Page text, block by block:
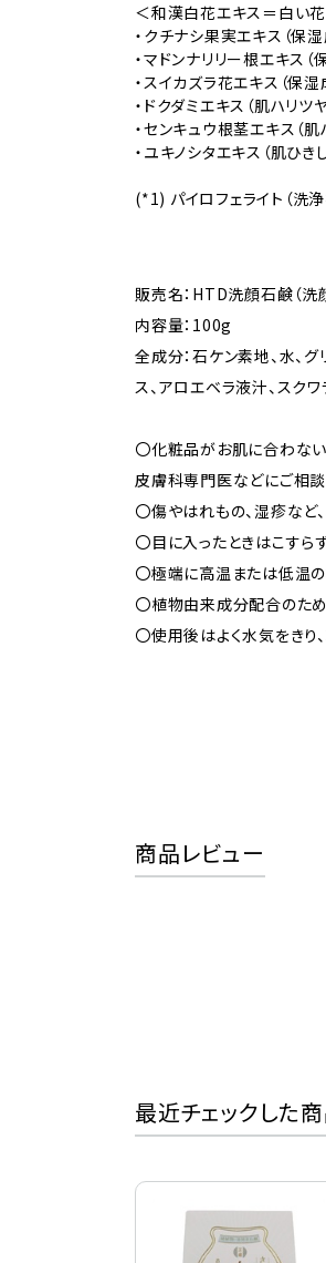
＜和漢白花エキス＝白い
・クチナシ果実エキス（保湿
・マドンナリリー根エキス（
・スイカズラ花エキス（保湿
・ドクダミエキス（肌ハリツ
・センキュウ根茎エキス（肌
・ユキノシタエキス（肌ひき
(*1) パイロフェライト（洗
販売名：HTD洗顔石鹸（洗
内容量：100g
全成分：石ケン素地、水、
ス、アロエベラ液汁、スク
〇化粧品がお肌に合わない
皮膚科専門医などにご相談
〇傷やはれもの、湿疹など
〇目に入ったときはこすら
〇極端に高温または低温
〇植物由来成分配合のため
〇使用後はよく水気をきり
商品レビュー
最近チェックした